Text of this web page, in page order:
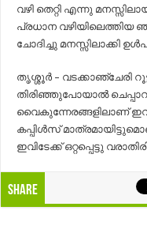
വഴി തെറ്റി എന്നു
പ്രധാന വഴിയിലെത്തിയ
ചോദിച്ചു മനസ്സിലാക്കി
തൃശ്ശൂർ – വടക്കാഞ്ചേരി
തിരിഞ്ഞുപോയാൽ
വൈകുന്നേരങ്ങളിലാണ്
കപ്പിൾസ്
ഇവിടേക്ക് ഒറ്റപ്പെട്ടു
Share